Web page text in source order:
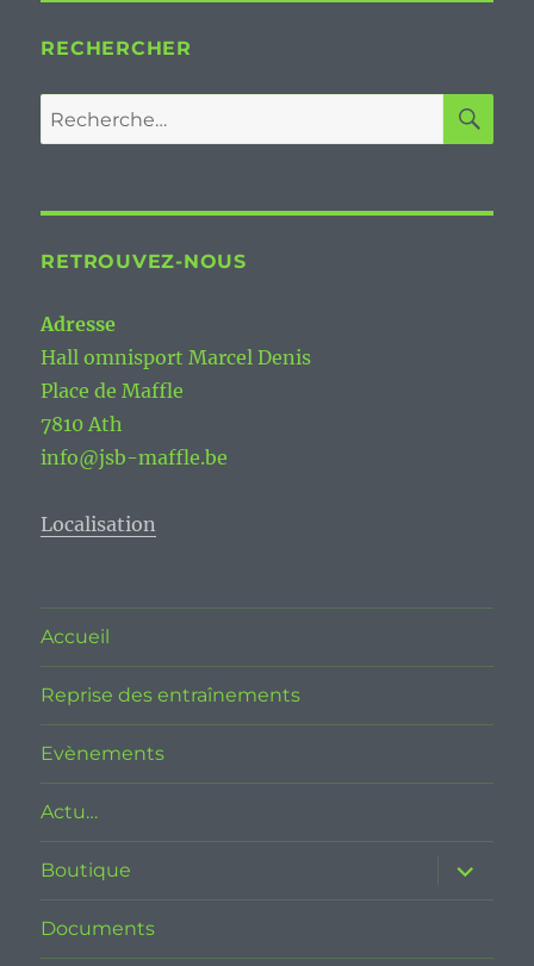
RECHERCHER
Recherche
pour :
RETROUVEZ-NOUS
Adresse
Hall omnisport Marcel Denis
Place de Maffle
7810 Ath
info@jsb-maffle.be
Localisation
Accueil
Reprise des entraînements
Evènements
Actu…
Boutique
ouvrir
le
sous-
Documents